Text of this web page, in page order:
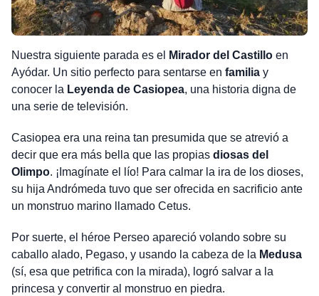
Nuestra siguiente parada es el Mirador del Castilloen
Ayódar. Un sitio perfecto para sentarse en familiay
conocer la Leyenda de Casiopea, una historia digna de
una serie de televisión.
Casiopea era una reina tan presumida que se atrevió a
decir que era más bella que las propias diosas del
Olimpo. ¡Imagínate el lío! Para calmar la ira de los dioses,
su hija Andrómeda tuvo que ser ofrecida en sacrificio ante
un monstruo marino llamado Cetus.
Por suerte, el héroe Perseo apareció volando sobre su
caballo alado, Pegaso, y usando la cabeza de la Medusa
(sí, esa que petrifica con la mirada), logró salvar a la
princesa y convertir al monstruo en piedra.